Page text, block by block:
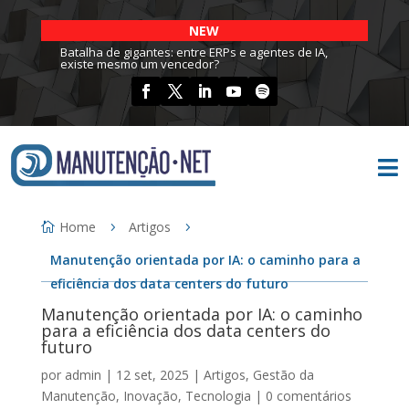
NEW
Batalha de gigantes: entre ERPs e agentes de IA,
existe mesmo um vencedor?

Home
Artigos
Manutenção orientada por IA: o caminho para a
eficiência dos data centers do futuro
Manutenção orientada por IA: o caminho
para a eficiência dos data centers do
futuro
por admin | 12 set, 2025 | Artigos, Gestão da
Manutenção, Inovação, Tecnologia | 0 comentários